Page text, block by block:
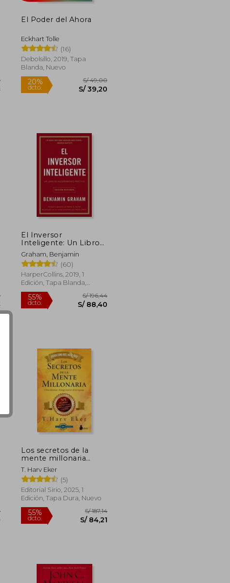
S/ 154,62
S/ 69,58
El Poder del Ahora
Eckhart Tolle
(16)
Debolsillo, 2019, Tapa
Blanda, Nuevo
20%
dcto.
S/ 79,90
S/ 55,93
El Inversor
Inteligente: Un Libro
de Asesoramiento
Práctico
Graham, Benjamin
(60)
HarperCollins, 2019, 1
Edición, Tapa Blanda,
Nuevo
55%
dcto.
Los secretos de la
mente millonaria
(edición 20°
aniversario)
T. Harv Eker
(5)
Editorial Sirio, 2025, 1
Edición, Tapa Dura, Nuevo